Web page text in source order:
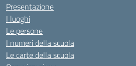
Presentazione
I luoghi
Le persone
I numeri della scuola
Le carte della scuola